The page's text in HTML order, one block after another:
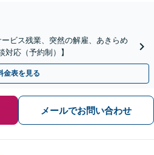
ビス残業、突然の解雇、あきらめ
応（予約制）】
金表を見る
メールでお問い合わせ